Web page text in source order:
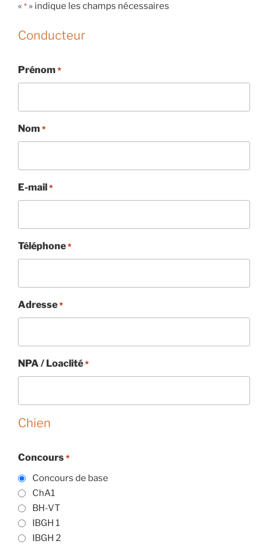
« * » indique les champs nécessaires
Conducteur
Prénom *
Nom *
E-mail *
Téléphone *
Adresse *
NPA / Loaclité *
Chien
Concours *
Concours de base
ChA1
BH-VT
IBGH 1
IBGH 2